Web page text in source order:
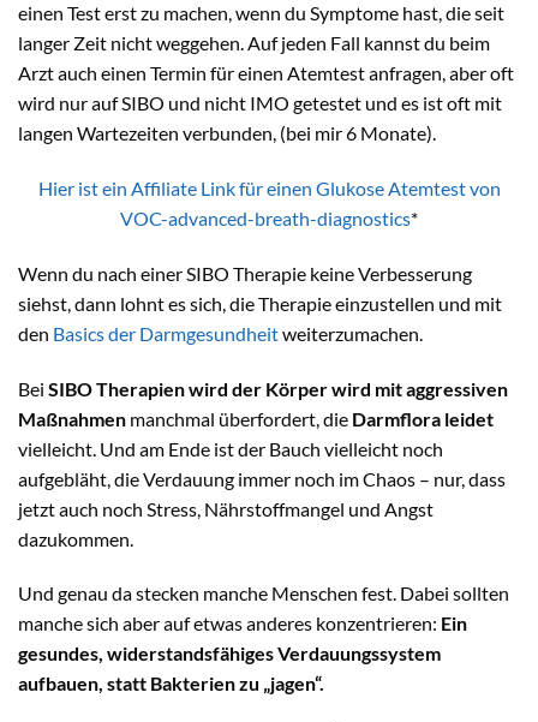
einen Test erst zu machen, wenn du Symptome hast, die seit
langer Zeit nicht weggehen. Auf jeden Fall kannst du beim
Arzt auch einen Termin für einen Atemtest anfragen, aber oft
wird nur auf SIBO und nicht IMO getestet und es ist oft mit
langen Wartezeiten verbunden, (bei mir 6 Monate).
Hier ist ein Affiliate Link für einen Glukose Atemtest von
VOC-advanced-breath-diagnostics*
Wenn du nach einer SIBO Therapie keine Verbesserung
siehst, dann lohnt es sich, die Therapie einzustellen und mit
den Basics der Darmgesundheitweiterzumachen.
Bei SIBO Therapien wird der Körper wird mit aggressiven
Maßnahmen manchmal überfordert, die Darmflora leidet
vielleicht. Und am Ende ist der Bauch vielleicht noch
aufgebläht, die Verdauung immer noch im Chaos – nur, dass
jetzt auch noch Stress, Nährstoffmangel und Angst
dazukommen.
Und genau da stecken manche Menschen fest. Dabei sollten
manche sich aber auf etwas anderes konzentrieren: Ein
gesundes, widerstandsfähiges Verdauungssystem
aufbauen, statt Bakterien zu „jagen“.